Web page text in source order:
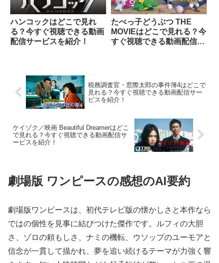
ハンコックはどこで見れ
る？今すぐ視聴できる動画
配信サービスを紹介！
たべっ子どうぶつ THE
MOVIEはどこで見れる？今
すぐ視聴できる動画配信サ
税務調査官・窓際太郎の事件簿4はどこで
見れる？今すぐ視聴できる動画配信サー
ビスを紹介！
ケイゾク／映画 Beautiful Dreamerはどこ
で見れる？今すぐ視聴できる動画配信サ
ービスを紹介！
劇場版 ワンピースの感想のAI要約
劇場版ワンピースは、初代テレビ版の懐かしさと本作なら
ではの個性を見事に結びつけた傑作です。ルフィの大胆
さ、ゾロの頼もしさ、ナミの機転、ウソップのユーモアと
信念が一貫して描かれ、夢を追い続けるテーマが力強く響